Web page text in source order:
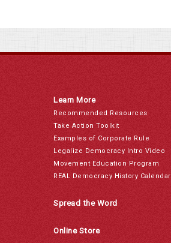
Learn More
Recommended Resources
Take Action Toolkit
Examples of Corporate Rule
Legalize Democracy Intro Video
Movement Education Program
REAL Democracy History Calendar
Spread the Word
Online Store